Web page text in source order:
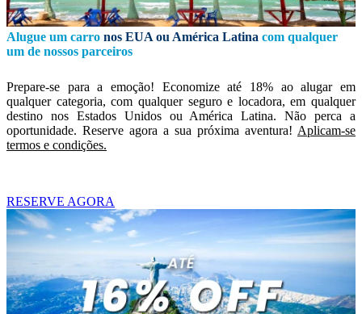
Alugue um carro nos EUA ou América Latina com qualquer
um de nossos parceiros
Prepare-se para a emoção! Economize até 18% ao alugar em
qualquer categoria, com qualquer seguro e locadora, em qualquer
destino nos Estados Unidos ou América Latina. Não perca a
oportunidade. Reserve agora a sua próxima aventura! Aplicam-se
termos e condições.
RESERVE AGORA